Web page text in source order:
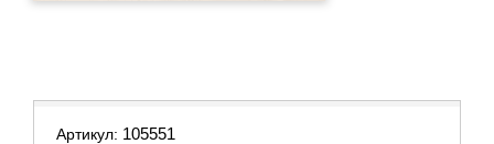
Артикул: 105551